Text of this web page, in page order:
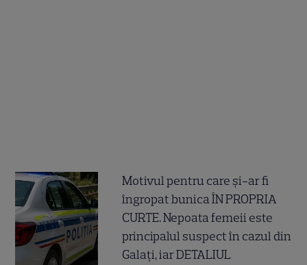
Motivul pentru care și-ar fi
îngropat bunica ÎN PROPRIA
CURTE. Nepoata femeii este
principalul suspect în cazul din
Galați, iar DETALIUL